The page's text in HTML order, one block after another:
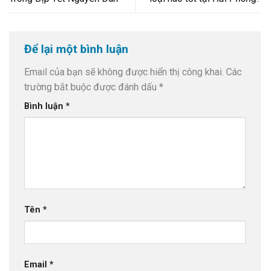
Để lại một bình luận
Email của bạn sẽ không được hiển thị công khai. Các
trường bắt buộc được đánh dấu *
Bình luận *
Tên *
Email *